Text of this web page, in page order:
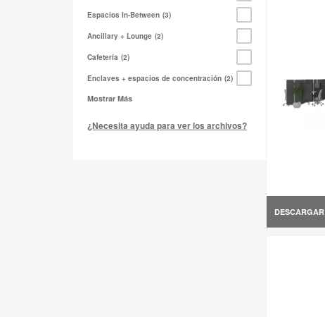
Espacios In-Between 3
Ancillary + Lounge 2
Cafetería 2
Enclaves + espacios de concentración 2
Mostrar Más
¿Necesita ayuda para ver los archivos?
DESCARGAR